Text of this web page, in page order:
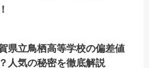
県立鳥栖高等学校の偏差値
人気の秘密を徹底解説